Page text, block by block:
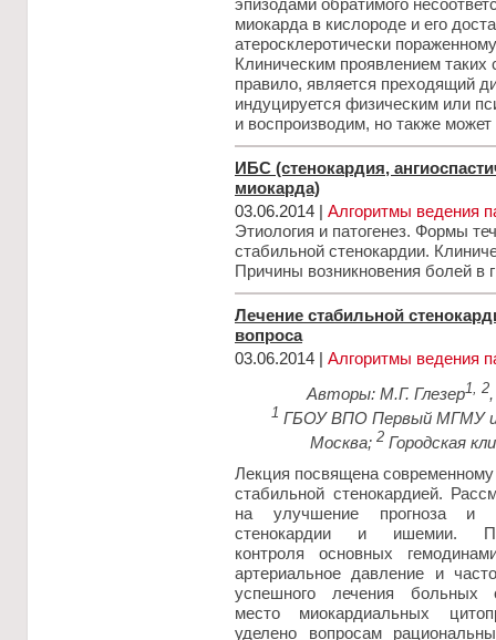
эпизодами обратимого
миокарда в кислороде и его
атеросклеротически
Клиническим проявлением
правило, является преходящий
индуцируется физическим или
и воспроизводим, но также может
ИБС (стенокардия,
миокарда)
03.06.2014 | Алгоритмы ведения
Этиология и патогенез. Формы
стабильной стенокардии.
Причины возникновения болей в
Лечение стабильной
вопроса
03.06.2014 | Алгоритмы ведения
Авторы: М.Г. Глезер1, 2
1 ГБОУ ВПО Первый МГМУ
Москва; 2 Городская
Лекция посвящена
стабильной стенокардией.
на улучшение прогноза и
стенокардии и ишемии.
контроля основных
артериальное давление и
успешного лечения больных
место миокардиальных
уделено вопросам